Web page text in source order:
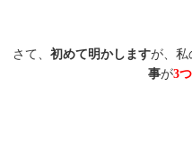
さて、 初めて明かしますが、私
事が3